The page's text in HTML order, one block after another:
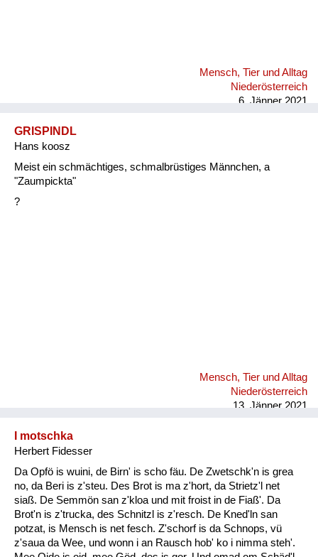
Mensch, Tier und Alltag
Niederösterreich
6. Jänner 2021
GRISPINDL
Hans koosz
Meist ein schmächtiges, schmalbrüstiges Männchen, a
"Zaumpickta"
?
Mensch, Tier und Alltag
Niederösterreich
13. Jänner 2021
I motschka
Herbert Fidesser
Da Opfö is wuini, de Birn' is scho fäu. De Zwetschk'n is grea
no, da Beri is z'steu. Des Brot is ma z'hort, da Strietz'l net
siaß. De Semmön san z'kloa und mit froist in de Fiaß'. Da
Brot'n is z'trucka, des Schnitzl is z'resch. De Kned'ln san
potzat, is Mensch is net fesch. Z'schorf is da Schnops, vü
z'saua da Wee, und wonn i an Rausch hob' ko i nimma steh'.